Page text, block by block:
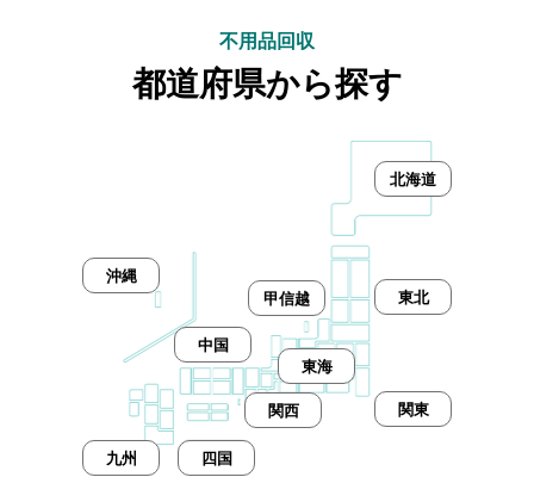
不用品回収
都道府県から探す
北海道
東北
甲信越
東海
関東
関西
中国
四国
九州
沖縄